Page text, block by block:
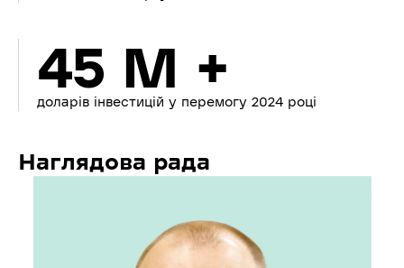
45 M +
доларів інвестицій у перемогу 2024 році
Наглядова рада